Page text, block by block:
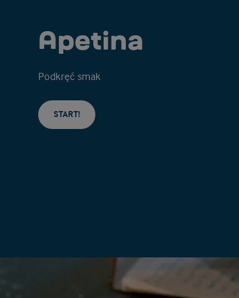
Apetina
Podkręć smak
START!